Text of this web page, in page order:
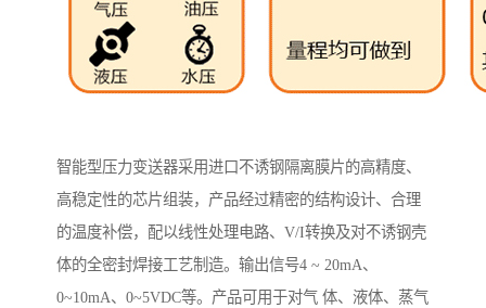
智能型压力变送器采用进口不诱钢隔离膜片的高精度、
高稳定性的芯片组装，产品经过精密的结构设计、合理
的温度补偿，配以线性处理电路、V/I转换及对不诱钢壳
体的全密封焊接工艺制造。输出信号4 ~ 20mA、
0~10mA、0~5VDC等。产品可用于对气 体、液体、蒸气